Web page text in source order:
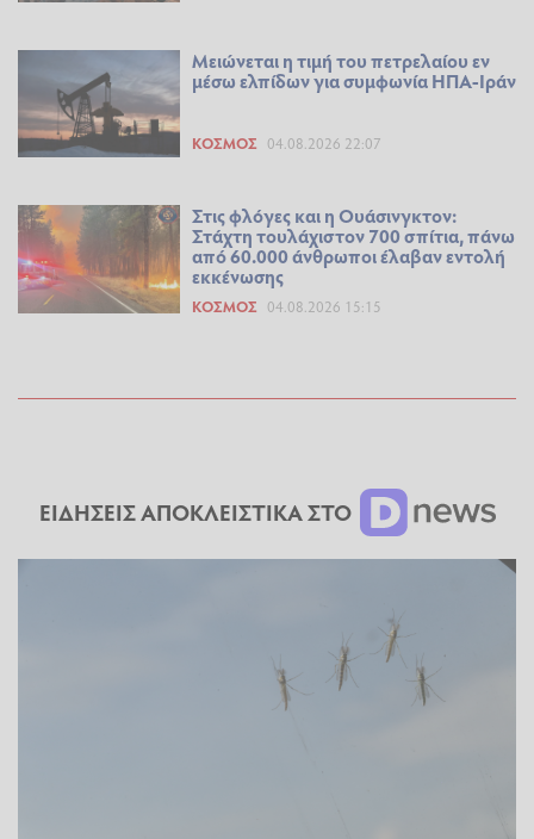
Μειώνεται η τιμή του πετρελαίου εν
μέσω ελπίδων για συμφωνία ΗΠΑ-Ιράν
ΚΌΣΜΟΣ 04.08.2026 22:07
Στις φλόγες και η Ουάσινγκτον:
Στάχτη τουλάχιστον 700 σπίτια, πάνω
από 60.000 άνθρωποι έλαβαν εντολή
εκκένωσης
ΚΌΣΜΟΣ 04.08.2026 15:15
ΕΙΔΗΣΕΙΣ ΑΠΟΚΛΕΙΣΤΙΚΑ ΣΤΟ